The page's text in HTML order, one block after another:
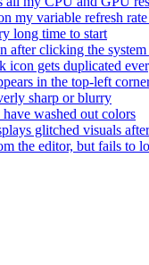
my variable refresh
long time to start
after clicking the system
icon gets duplicated
in the top-left
sharp or blurry
washed out colors
glitched visuals
the editor, but fails to